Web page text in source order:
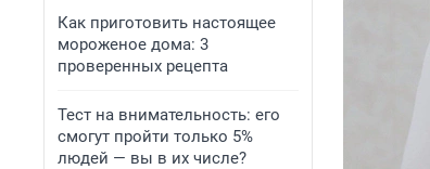
Как приготовить настоящее
мороженое дома: 3
проверенных рецепта
Тест на внимательность: его
смогут пройти только 5%
людей — вы в их числе?